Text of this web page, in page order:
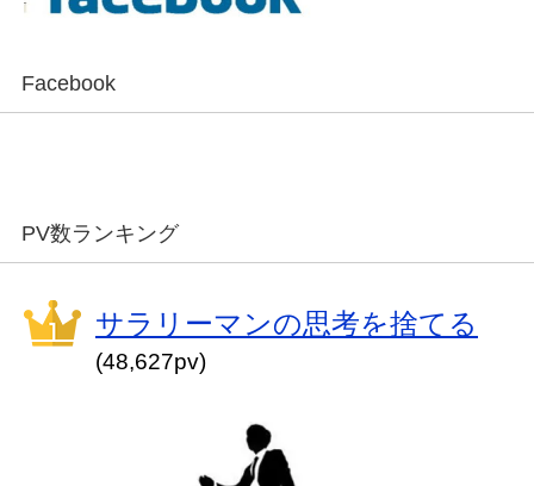
Facebook
PV数ランキング
サラリーマンの思考を捨てる
(48,627pv)